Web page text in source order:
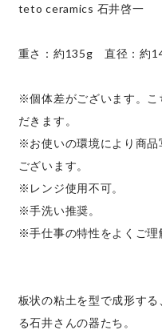
teto ceramics 石井啓一
重さ：約135g 直径：約
※個体差がございます。こ
だきます。
※お使いの環境により商
ございます。
※レンジ使用不可。
※手洗い推奨。
※手仕事の特性をよくご理
板状の粘土を型で成形す
る石井さんの器たち。